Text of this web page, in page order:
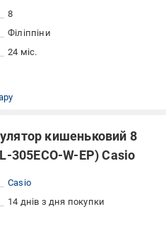
8
Філіппіни
24 міс.
кишеньковий 8
305ECO-W-EP) Casio
Casio
14 днів з дня покупки